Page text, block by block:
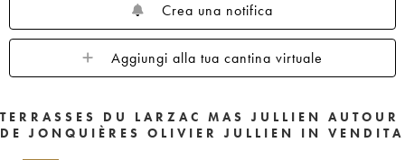
Crea una notifica
Aggiungi alla tua cantina virtuale
TERRASSES DU LARZAC MAS JULLIEN AUTOUR
DE JONQUIÈRES OLIVIER JULLIEN IN VENDITA